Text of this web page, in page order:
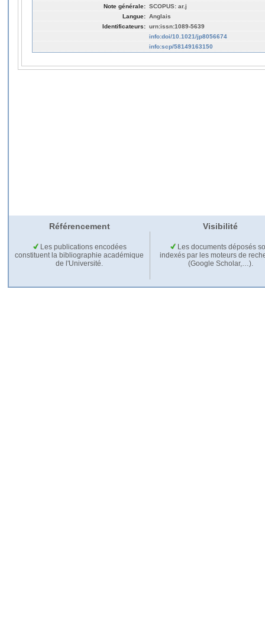
Note générale: SCOPUS: ar.j
Langue: Anglais
Identificateurs: urn:issn:1089-5639
info:doi/10.1021/jp8056674
info:scp/58149163150
Référencement Visibilité
Les publications encodées
constituent la bibliographie académique
de l'Université.
Les documents déposés
indexés par les moteurs de
(Google Scholar,…).